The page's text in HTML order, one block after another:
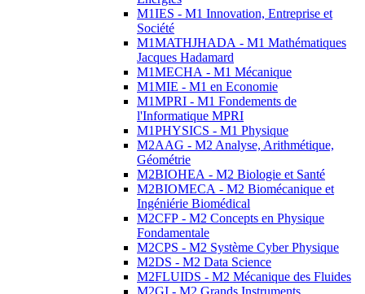
M1IES - M1 Innovation, Entreprise et
Société
M1MATHJHADA - M1 Mathématiques
Jacques Hadamard
M1MECHA - M1 Mécanique
M1MIE - M1 en Economie
M1MPRI - M1 Fondements de
l'Informatique MPRI
M1PHYSICS - M1 Physique
M2AAG - M2 Analyse, Arithmétique,
Géométrie
M2BIOHEA - M2 Biologie et Santé
M2BIOMECA - M2 Biomécanique et
Ingéniérie Biomédical
M2CFP - M2 Concepts en Physique
Fondamentale
M2CPS - M2 Système Cyber Physique
M2DS - M2 Data Science
M2FLUIDS - M2 Mécanique des Fluides
M2GI - M2 Grands Instruments